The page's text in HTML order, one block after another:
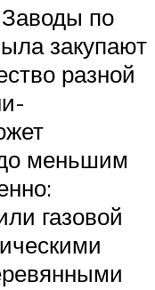
по
закупают
разной
меньшим
газовой